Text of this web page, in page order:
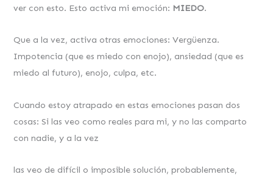
ver con esto. Esto activa mi emoción: MIEDO.
Que a la vez, activa otras emociones: Vergüenza.
Impotencia (que es miedo con enojo), ansiedad (que es
miedo al futuro), enojo, culpa, etc.
Cuando estoy atrapado en estas emociones pasan dos
cosas: Si las veo como reales para mi, y no las comparto
con nadie, y a la vez
las veo de difícil o imposible solución, probablemente,